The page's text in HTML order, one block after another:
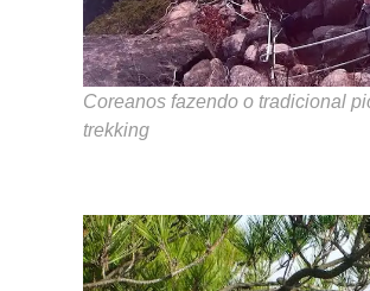
Coreanos fazendo o tradicional
trekking